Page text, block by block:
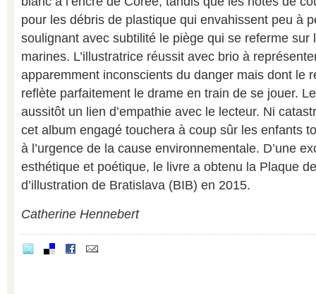
pour les débris de plastique qui envahissent peu à
soulignant avec subtilité le piège qui se referme sur
marines. L’illustratrice réussit avec brio à
apparemment inconscients du danger mais dont le
reflète parfaitement le drame en train de se jouer.
aussitôt un lien d’empathie avec le lecteur. Ni
cet album engagé touchera à coup sûr les enfants
à l’urgence de la cause environnementale. D’une
esthétique et poétique, le livre a obtenu la Plaque
d’illustration de Bratislava (BIB) en 2015.
Catherine Hennebert